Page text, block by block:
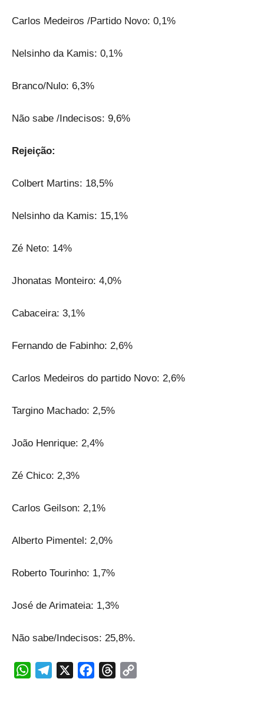
Carlos Medeiros /Partido Novo: 0,1%
Nelsinho da Kamis: 0,1%
Branco/Nulo: 6,3%
Não sabe /Indecisos: 9,6%
Rejeição:
Colbert Martins: 18,5%
Nelsinho da Kamis: 15,1%
Zé Neto: 14%
Jhonatas Monteiro: 4,0%
Cabaceira: 3,1%
Fernando de Fabinho: 2,6%
Carlos Medeiros do partido Novo: 2,6%
Targino Machado: 2,5%
João Henrique: 2,4%
Zé Chico: 2,3%
Carlos Geilson: 2,1%
Alberto Pimentel: 2,0%
Roberto Tourinho: 1,7%
José de Arimateia: 1,3%
Não sabe/Indecisos: 25,8%.
WhatsAppTelegram FacebookThreads